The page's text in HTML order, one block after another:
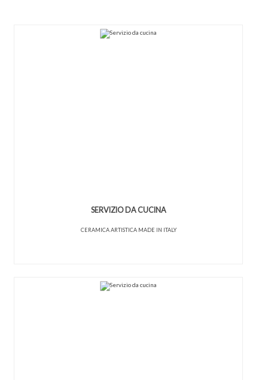
SERVIZIO DA CUCINA
CERAMICA ARTISTICA MADE IN ITALY